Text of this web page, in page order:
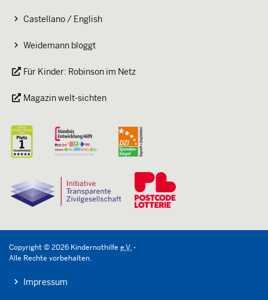
Castellano / English
Weidemann bloggt
Für Kinder: Robinson im Netz
Magazin welt-sichten
Copyright ©2026 Kindernothilfe e.V.-
Alle Rechte vorbehalten.
Impressum